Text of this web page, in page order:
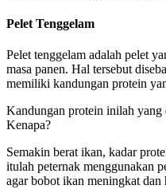
Pelet Tenggelam
Pelet tenggelam adalah pelet
masa panen. Hal tersebut
memiliki kandungan protein
Kandungan protein inilah yang
Kenapa?
Semakin berat ikan, kadar
itulah peternak menggunakan
agar bobot ikan meningkat